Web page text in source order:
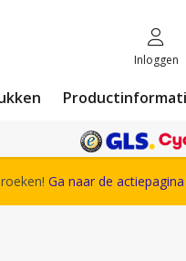
Inloggen
Het complete Snickers Workwear
Ga naar de actiepagina